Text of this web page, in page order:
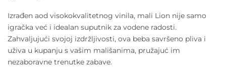
Izrađen aod visokokvalitetnog vinila, mali Lion nije samo
igračka već i idealan suputnik za vodene radosti.
Zahvaljujući svojoj izdržljivosti, ova beba savršeno pliva i
uživa u kupanju s vašim mališanima, pružajuć im
nezaboravne trenutke zabave.